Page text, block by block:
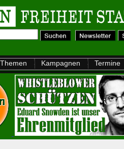
Themen Kampagnen Termine